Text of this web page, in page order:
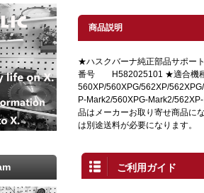
商品説明
★ハスクバーナ純正部品サポー
番号 H582025101 ★適合
560XP/560XPG/562XP/
P-Mark2/560XPG-Mark2/
品はメーカーお取り寄せ商品に
は別途送料が必要になります。
ご利用ガイド